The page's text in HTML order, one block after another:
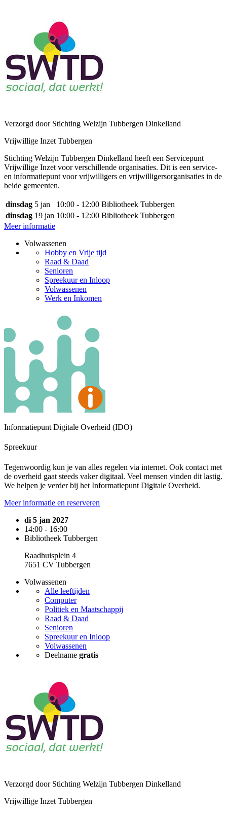
Verzorgd door Stichting Welzijn Tubbergen Dinkelland
Vrijwillige Inzet Tubbergen
Stichting Welzijn Tubbergen Dinkelland heeft een Servicepunt
Vrijwillige Inzet voor verschillende organisaties. Dit is een service-
en informatiepunt voor vrijwilligers en vrijwilligersorganisaties in de
beide gemeenten.
dinsdag 5 jan 10:00 - 12:00 Bibliotheek Tubbergen
dinsdag 19 jan 10:00 - 12:00 Bibliotheek Tubbergen
Meer informatie
Volwassenen
Hobby en Vrije tijd
Raad & Daad
Senioren
Spreekuur en Inloop
Volwassenen
Werk en Inkomen
Informatiepunt Digitale Overheid (IDO)
Spreekuur
Tegenwoordig kun je van alles regelen via internet. Ook contact met
de overheid gaat steeds vaker digitaal. Veel mensen vinden dit lastig.
We helpen je verder bij het Informatiepunt Digitale Overheid.
Meer informatie en reserveren
di 5 jan 2027
14:00 - 16:00
Bibliotheek Tubbergen
Raadhuisplein 4
7651 CV Tubbergen
Volwassenen
Alle leeftijden
Computer
Politiek en Maatschappij
Raad & Daad
Senioren
Spreekuur en Inloop
Volwassenen
Deelname gratis
Verzorgd door Stichting Welzijn Tubbergen Dinkelland
Vrijwillige Inzet Tubbergen